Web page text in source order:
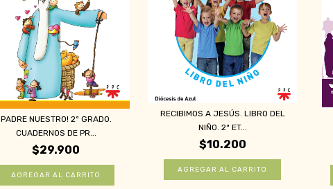
PADRE NUESTRO! 2º GRADO.
CUADERNOS DE PR...
$29.900
RECIBIMOS A JESÚS. LIBRO DEL
NIÑO. 2ª ET...
$10.200